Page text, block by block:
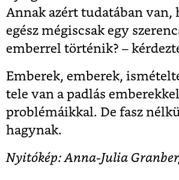
Annak azért tudatában van,
egész mégiscsak egy
emberrel történik? –
Emberek, emberek,
tele van a padlás
problémáikkal. De fasz
hagynak.
Nyitókép: Anna-Julia